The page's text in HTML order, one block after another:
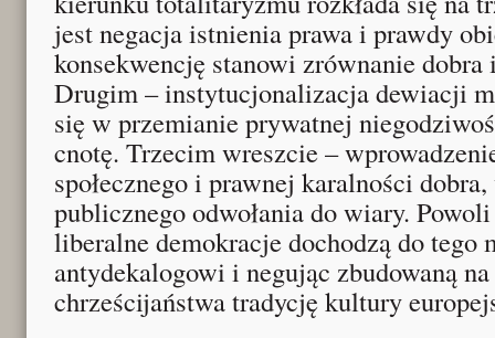
jest negacja istnienia prawa i prawdy
konsekwencję stanowi zrównanie dobra
Drugim – instytucjonalizacja dewiacji
się w przemianie prywatnej
cnotę. Trzecim wreszcie –
społecznego i prawnej karalności
publicznego odwołania do wiary. Powoli
liberalne demokracje dochodzą do tego
antydekalogowi i negując zbudowaną
chrześcijaństwa tradycję kultury